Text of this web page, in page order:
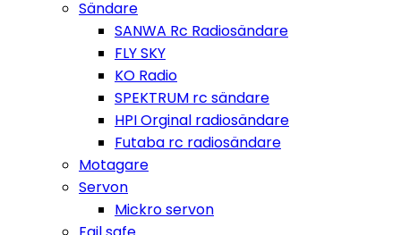
Sändare
SANWA Rc Radiosändare
FLY SKY
KO Radio
SPEKTRUM rc sändare
HPI Orginal radiosändare
Futaba rc radiosändare
Motagare
Servon
Mickro servon